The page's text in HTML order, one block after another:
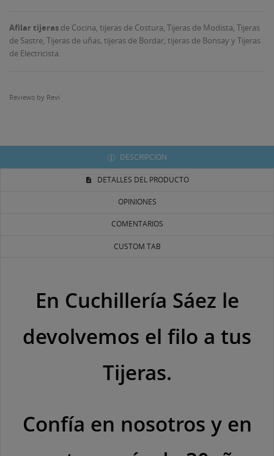
Afilar tijeras de Cocina, tijeras de Costura, Tijeras de Modista, Tijeras
de Sastre, Tijeras de uñas, tijeras de Bordar, tijeras de Bonsay y Tijeras
de Electricista.
Reviews by Revi
DESCRIPCIÓN
DETALLES DEL PRODUCTO
OPINIONES
COMENTARIOS
CUSTOM TAB
En Cuchillería Sáez le
devolvemos el filo a tus
Tijeras.
Confía en nosotros y en